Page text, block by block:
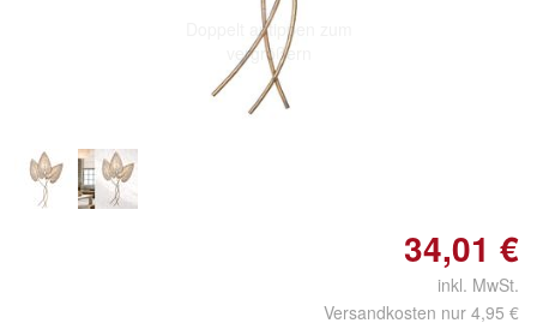
Doppelt antippen zum
vergrößern
34,01 €
inkl. MwSt.
Versandkosten nur 4,95 €